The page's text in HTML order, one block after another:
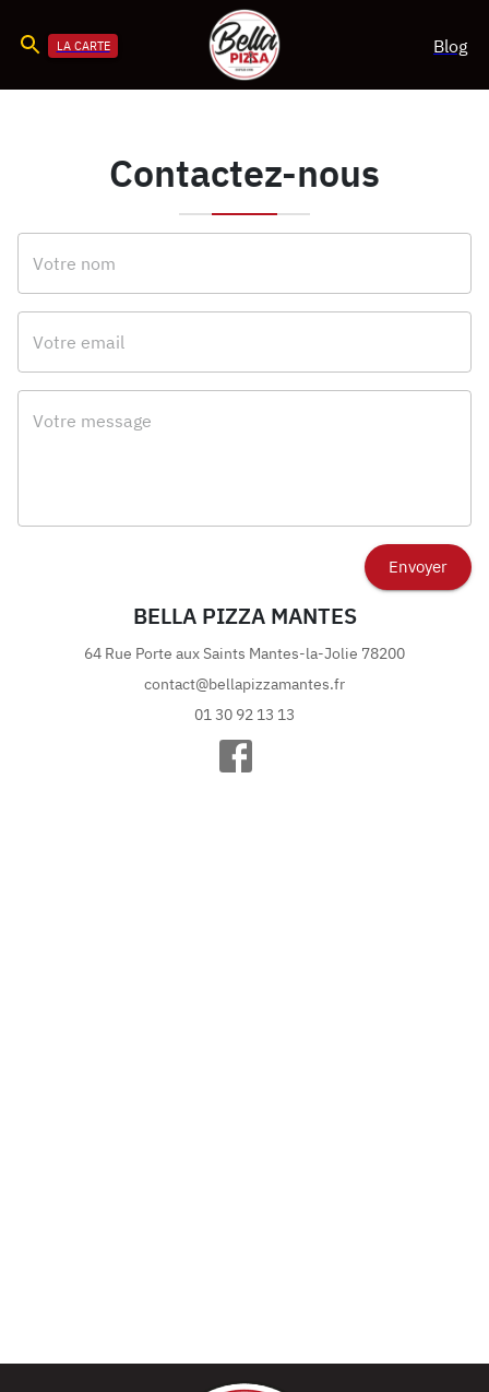
LA CARTE Blog
Contactez-nous
Envoyer
BELLA PIZZA MANTES
64 Rue Porte aux Saints Mantes-la-Jolie 78200
contact@bellapizzamantes.fr
01 30 92 13 13